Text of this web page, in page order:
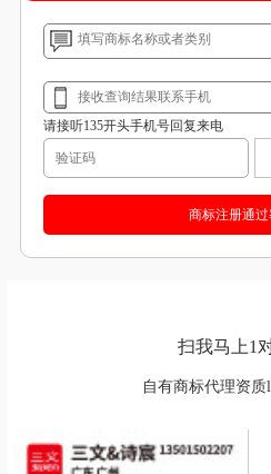
请接听135开头手机号回复来电
扫我马上1
自有商标代理资质